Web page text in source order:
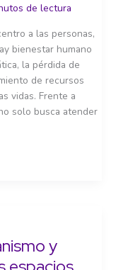
de lectura
a las personas,
bienestar humano
la pérdida de
de recursos
vidas. Frente a
solo busca atender
y